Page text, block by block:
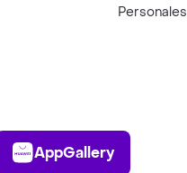
Personales
AppGallery
AppGallery